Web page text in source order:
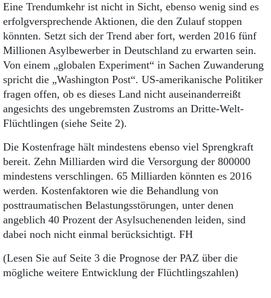
Eine Trendumkehr ist nicht in Sicht, ebenso wenig sind es
erfolgversprechende Aktionen, die den Zulauf stoppen
könnten. Setzt sich der Trend aber fort, werden 2016 fünf
Millionen Asylbewerber in Deutschland zu erwarten sein.
Von einem „globalen Experiment“ in Sachen Zuwanderung
spricht die „Washington Post“. US-amerikanische Politiker
fragen offen, ob es dieses Land nicht auseinanderreißt
angesichts des ungebremsten Zustroms an Dritte-Welt-
Flüchtlingen (siehe Seite 2).
Die Kostenfrage hält mindestens ebenso viel Sprengkraft
bereit. Zehn Milliarden wird die Versorgung der 800000
mindestens verschlingen. 65 Milliarden könnten es 2016
werden. Kostenfaktoren wie die Behandlung von
posttraumatischen Belastungsstörungen, unter denen
angeblich 40 Prozent der Asylsuchenenden leiden, sind
dabei noch nicht einmal berücksichtigt. FH
(Lesen Sie auf Seite 3 die Prognose der PAZ über die
mögliche weitere Entwicklung der Flüchtlingszahlen)